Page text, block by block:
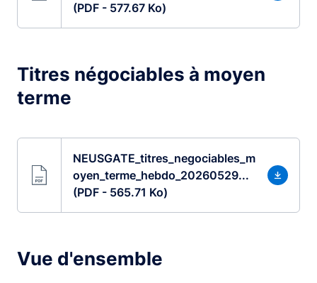
(PDF - 577.67 Ko)
Titres négociables à moyen
terme
NEUSGATE_titres_negociables_m
oyen_terme_hebdo_20260529...
(PDF - 565.71 Ko)
Vue d'ensemble